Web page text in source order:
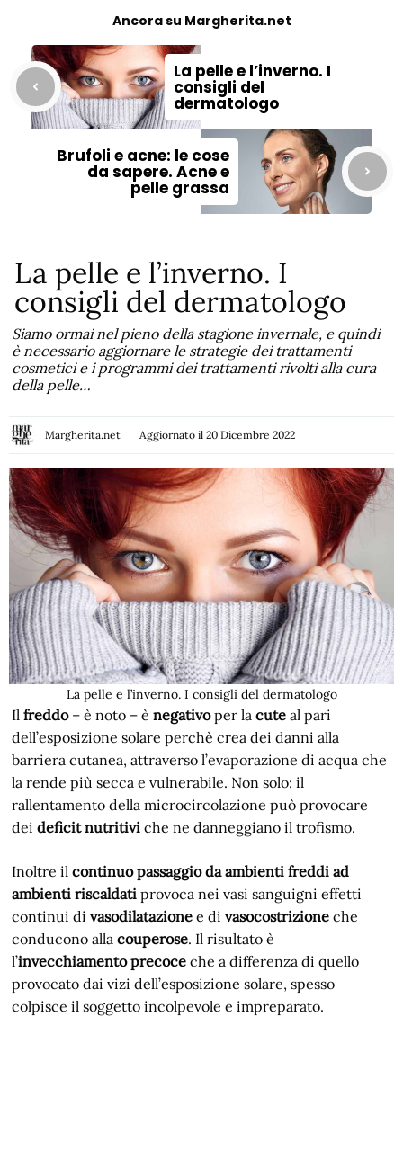
Ancora su Margherita.net
La pelle e l’inverno. I
consigli del
dermatologo
Brufoli e acne: le cose
da sapere. Acne e
pelle grassa
La pelle e l’inverno. I
consigli del dermatologo
Siamo ormai nel pieno della stagione invernale, e quindi
è necessario aggiornare le strategie dei trattamenti
cosmetici e i programmi dei trattamenti rivolti alla cura
della pelle…
Margherita.net Aggiornato il 20 Dicembre 2022
La pelle e l’inverno. I consigli del dermatologo
Ilfreddo – è noto – ènegativoper lacuteal pari
dell’esposizione solare perchè crea dei danni alla
barriera cutanea, attraverso l’evaporazione di acqua che
la rende più secca e vulnerabile. Non solo: il
rallentamento della microcircolazione può provocare
deideficit nutritivi che ne danneggiano il trofismo.
Inoltre ilcontinuo passaggio da ambienti freddi ad
ambienti riscaldati provoca nei vasi sanguigni effetti
continui divasodilatazione e divasocostrizioneche
conducono allacouperose. Il risultato è
l’invecchiamento precoce che a differenza di quello
provocato dai vizi dell’esposizione solare, spesso
colpisce il soggetto incolpevole e impreparato.